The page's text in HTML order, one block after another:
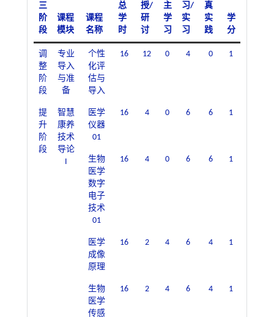
三
阶
段
课程
模块
课程
名称
总
学
时
学
分
授/
研
讨
主
学
习
习/
实
习
真
实
践
调
整
阶
段
专业
导入
与准
备
个性
化评
估与
导入
16 12 0 4 0 1
提
升
阶
段
智慧
康养
技术
导论
I
医学
仪器
01
16 4 0 6 6 1
生物
医学
数字
电子
技术
01
16 4 0 6 6 1
医学
成像
原理
16 2 4 6 4 1
生物
医学
传感
16 2 4 6 4 1